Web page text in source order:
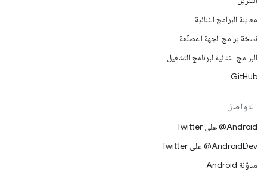
معاينة البرامج الثنائية
نسخة برامج الجهة المصنِّعة
البرامج الثنائية لبرنامج التشغيل
GitHub
التواصل
‎@Android على Twitter
‎@AndroidDev على Twitter
مدوّنة Android